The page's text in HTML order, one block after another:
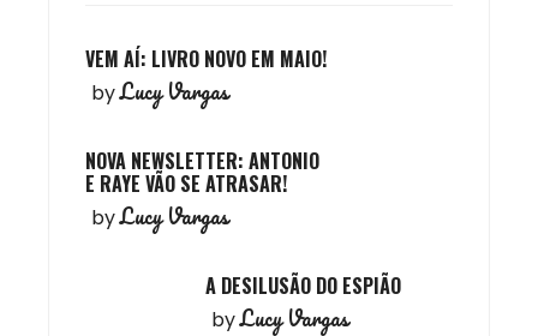
VEM AÍ: LIVRO NOVO EM MAIO!
byLucy Vargas
NOVA NEWSLETTER: ANTONIO
E RAYE VÃO SE ATRASAR!
byLucy Vargas
A DESILUSÃO DO ESPIÃO
byLucy Vargas